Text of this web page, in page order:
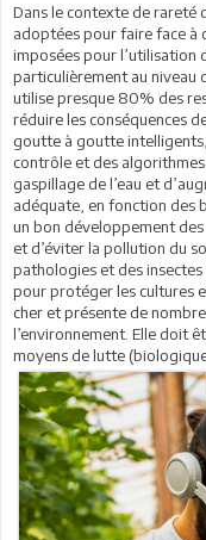
Dans le contexte de rareté
adoptées pour faire face à
imposées pour l’utilisation
particulièrement au niveau
utilise presque 80% des
réduire les conséquences
goutte à goutte
contrôle et des
gaspillage de l’eau et
adéquate, en fonction des
un bon développement
et d’éviter la pollution du
pathologies et des
pour protéger les cultures
cher et présente de
l’environnement. Elle doit
moyens de lutte